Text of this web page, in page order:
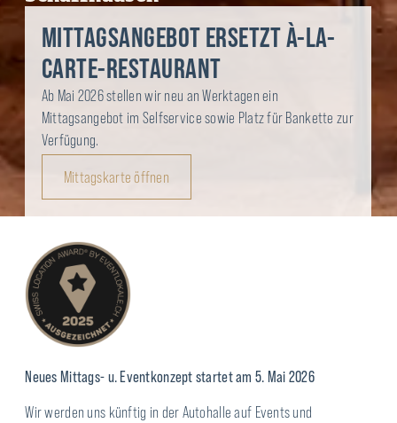
MITTAGSANGEBOT ERSETZT À-LA-
CARTE-RESTAURANT
Ab Mai 2026 stellen wir neu an Werktagen ein
Mittagsangebot im Selfservice sowie Platz für Bankette zur
Verfügung.
Mittagskarte öffnen
Neues Mittags- u. Eventkonzept startet am 5. Mai 2026
Wir werden uns künftig in der Autohalle auf Events und